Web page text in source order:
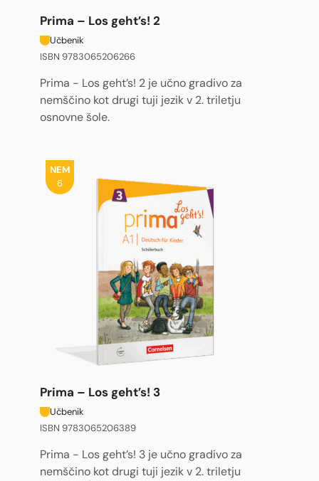
Prima – Los geht’s! 2
Učbenik
ISBN 9783065206266
Prima - Los geht’s! 2 je učno gradivo za
nemščino kot drugi tuji jezik v 2. triletju
osnovne šole.
NEM
6
Prima – Los geht’s! 3
Učbenik
ISBN 9783065206389
Prima - Los geht’s! 3 je učno gradivo za
nemščino kot drugi tuji jezik v 2. triletju